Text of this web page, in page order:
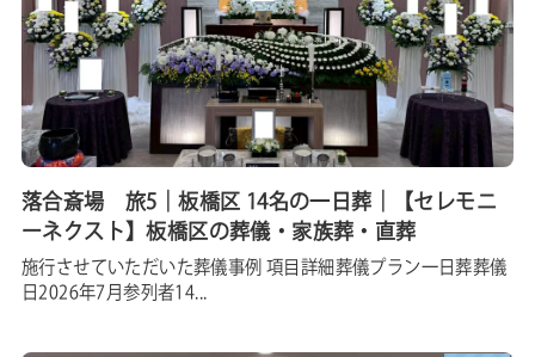
落合斎場 旅5｜板橋区 14名の一日葬｜【セレモニ
ーネクスト】板橋区の葬儀・家族葬・直葬
施行させていただいた葬儀事例 項目詳細葬儀プラン一日葬葬儀
日2026年7月参列者14...